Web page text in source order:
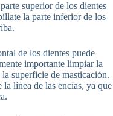
superior de los dientes
la parte inferior de los
de los dientes puede
importante limpiar la
superficie de masticación.
línea de las encías, ya que